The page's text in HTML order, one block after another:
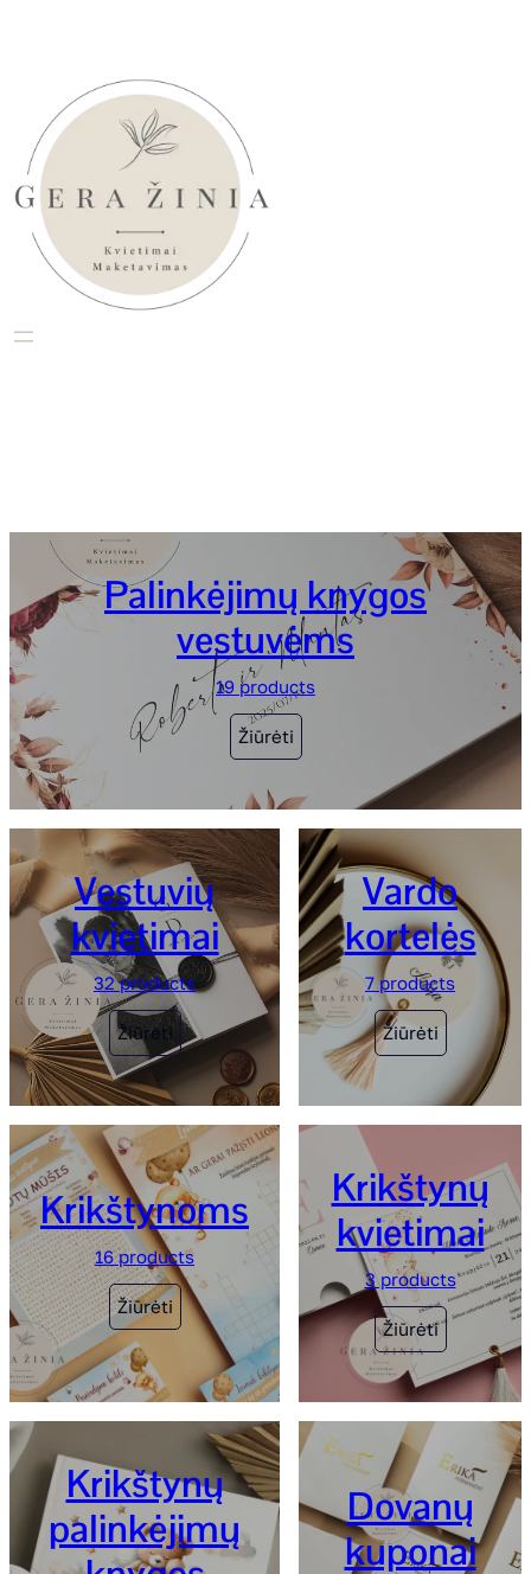
Palinkėjimų knygos
vestuvėms
19 products
Žiūrėti
Vestuvių
kvietimai
32 products
Žiūrėti
Vardo
kortelės
7 products
Žiūrėti
Krikštynoms
16 products
Žiūrėti
Krikštynų
kvietimai
3 products
Žiūrėti
Krikštynų
palinkėjimų
Dovanų
kuponai